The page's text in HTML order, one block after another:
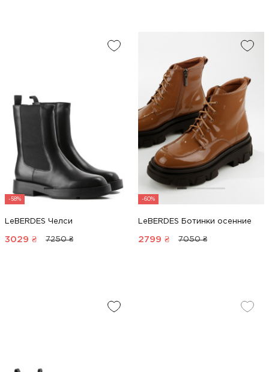
-58%
LeBERDES Челси
3029 ₴ 7250 ₴
-60%
LeBERDES Ботинки осенние
2799 ₴ 7050 ₴